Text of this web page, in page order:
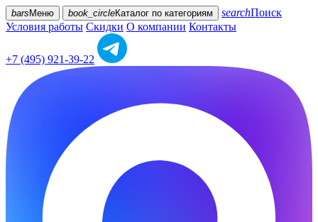
bars Меню book_circleКаталог по категориям searchПоиск
Условия работы Скидки О компании Контакты
+7 (495) 921-39-22